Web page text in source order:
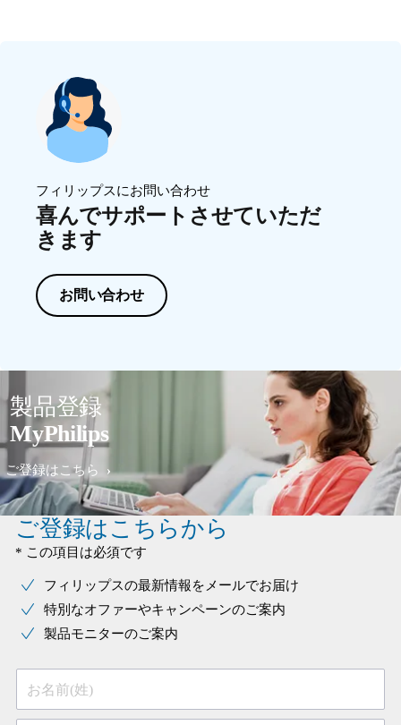
フィリップスにお問い合わせ
喜んでサポートさせていただ
きます
お問い合わせ
製品登録
MyPhilips
ご登録はこちら
ご登録はこちらから
* この項目は必須です
フィリップスの最新情報をメールでお届け
特別なオファーやキャンペーンのご案内
製品モニターのご案内
お名前(姓)